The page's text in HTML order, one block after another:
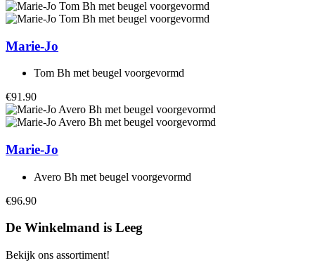
Marie-Jo
Tom Bh met beugel voorgevormd
€91.90
Marie-Jo
Avero Bh met beugel voorgevormd
€96.90
De Winkelmand is Leeg
Bekijk ons assortiment!